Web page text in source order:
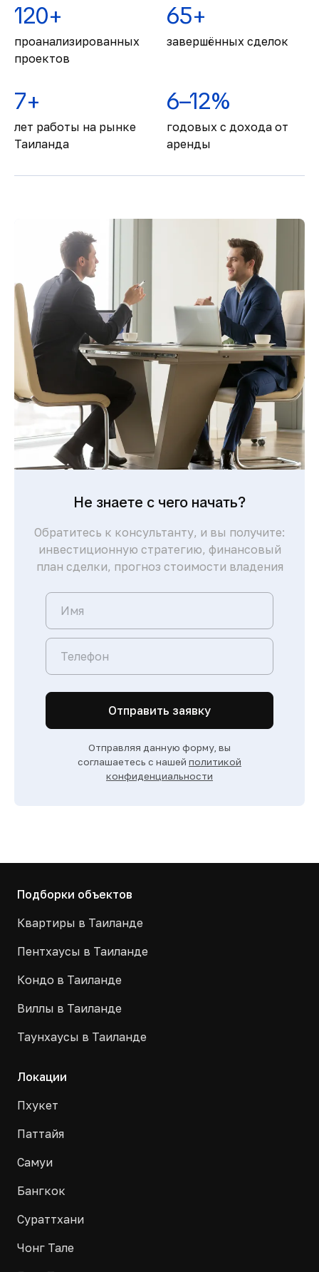
120+
проанализированных
проектов
65+
завершённых сделок
7+
лет работы на рынке
Таиланда
6–12%
годовых с дохода от
аренды
Не знаете с чего начать?
Обратитесь к консультанту, и вы получите:
инвестиционную стратегию, финансовый
план сделки, прогноз стоимости владения
Отправить заявку
Отправляя данную форму, вы
соглашаетесь с нашей политикой
конфиденциальности
Подборки объектов
Квартиры в Таиланде
Пентхаусы в Таиланде
Кондо в Таиланде
Виллы в Таиланде
Таунхаусы в Таиланде
Локации
Пхукет
Паттайя
Самуи
Бангкок
Сураттхани
Чонг Тале